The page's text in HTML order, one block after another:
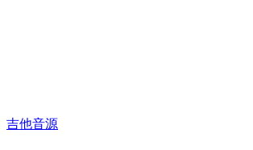
吉他音源